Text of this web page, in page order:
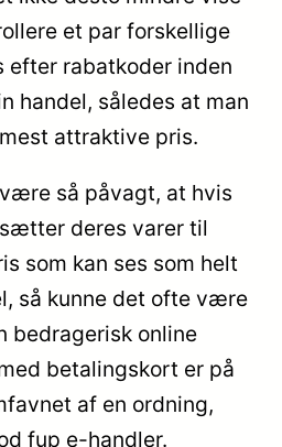
et par forskellige
efter rabatkoder inden
handel, således at man
attraktive pris.
så påvagt, at hvis
deres varer til
som kan ses som helt
så kunne det ofte være
bedragerisk online
betalingskort er på
af en ordning,
fup e-handler.